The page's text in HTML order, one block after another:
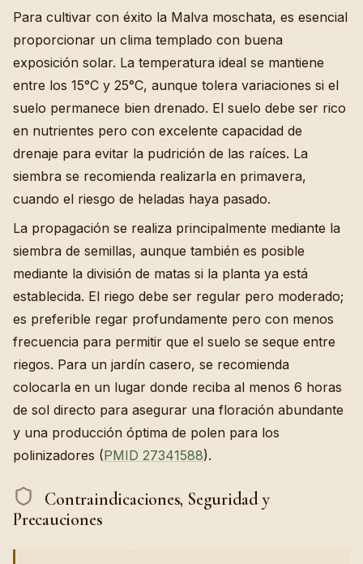
Para cultivar con éxito la Malva moschata, es esencial
proporcionar un clima templado con buena
exposición solar. La temperatura ideal se mantiene
entre los 15°C y 25°C, aunque tolera variaciones si el
suelo permanece bien drenado. El suelo debe ser rico
en nutrientes pero con excelente capacidad de
drenaje para evitar la pudrición de las raíces. La
siembra se recomienda realizarla en primavera,
cuando el riesgo de heladas haya pasado.
La propagación se realiza principalmente mediante la
siembra de semillas, aunque también es posible
mediante la división de matas si la planta ya está
establecida. El riego debe ser regular pero moderado;
es preferible regar profundamente pero con menos
frecuencia para permitir que el suelo se seque entre
riegos. Para un jardín casero, se recomienda
colocarla en un lugar donde reciba al menos 6 horas
de sol directo para asegurar una floración abundante
y una producción óptima de polen para los
polinizadores (PMID 27341588).
Contraindicaciones, Seguridad y
Precauciones